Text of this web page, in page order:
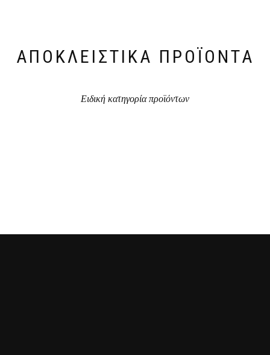
ΑΠΟΚΛΕΙΣΤΙΚΆ ΠΡΟΪΌΝΤΑ
Ειδική κατηγορία προϊόντων